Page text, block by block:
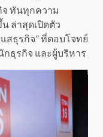
จ ทันทุกความ
ล่าสุดเปิดตัว
แสธุรกิจ” ที่ตอบโจทย์
ธุรกิจ และผู้บริหาร